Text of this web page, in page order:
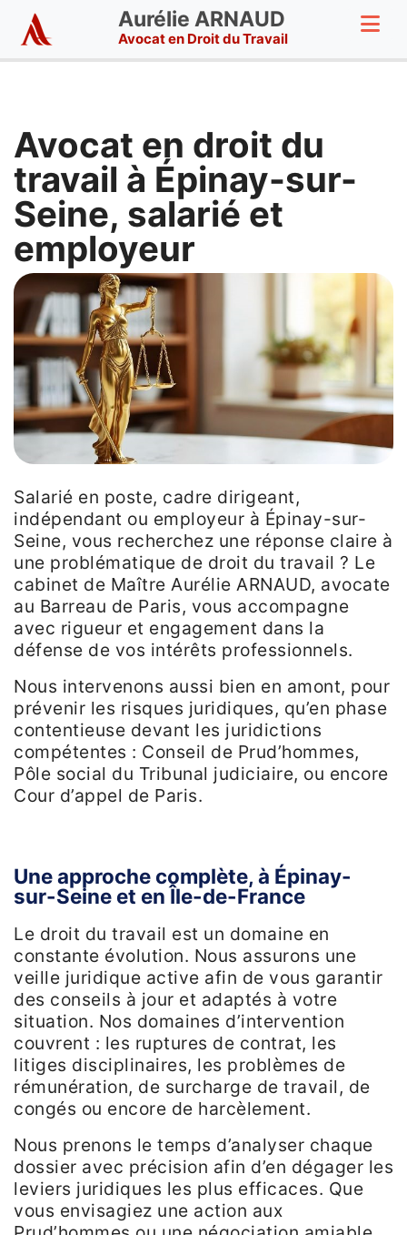
Aurélie ARNAUD
Avocat en Droit du Travail
Avocat en droit du
travail à Épinay-sur-
Seine, salarié et
employeur
Salarié en poste, cadre dirigeant,
indépendant ou employeur à Épinay-sur-
Seine, vous recherchez une réponse claire à
une problématique de droit du travail ? Le
cabinet de Maître Aurélie ARNAUD, avocate
au Barreau de Paris, vous accompagne
avec rigueur et engagement dans la
défense de vos intérêts professionnels.
Nous intervenons aussi bien en amont, pour
prévenir les risques juridiques, qu’en phase
contentieuse devant les juridictions
compétentes : Conseil de Prud’hommes,
Pôle social du Tribunal judiciaire, ou encore
Cour d’appel de Paris.
Une approche complète, à Épinay-
sur-Seine et en Île-de-France
Le droit du travail est un domaine en
constante évolution. Nous assurons une
veille juridique active afin de vous garantir
des conseils à jour et adaptés à votre
situation. Nos domaines d’intervention
couvrent : les ruptures de contrat, les
litiges disciplinaires, les problèmes de
rémunération, de surcharge de travail, de
congés ou encore de harcèlement.
Nous prenons le temps d’analyser chaque
dossier avec précision afin d’en dégager les
leviers juridiques les plus efficaces. Que
vous envisagiez une action aux